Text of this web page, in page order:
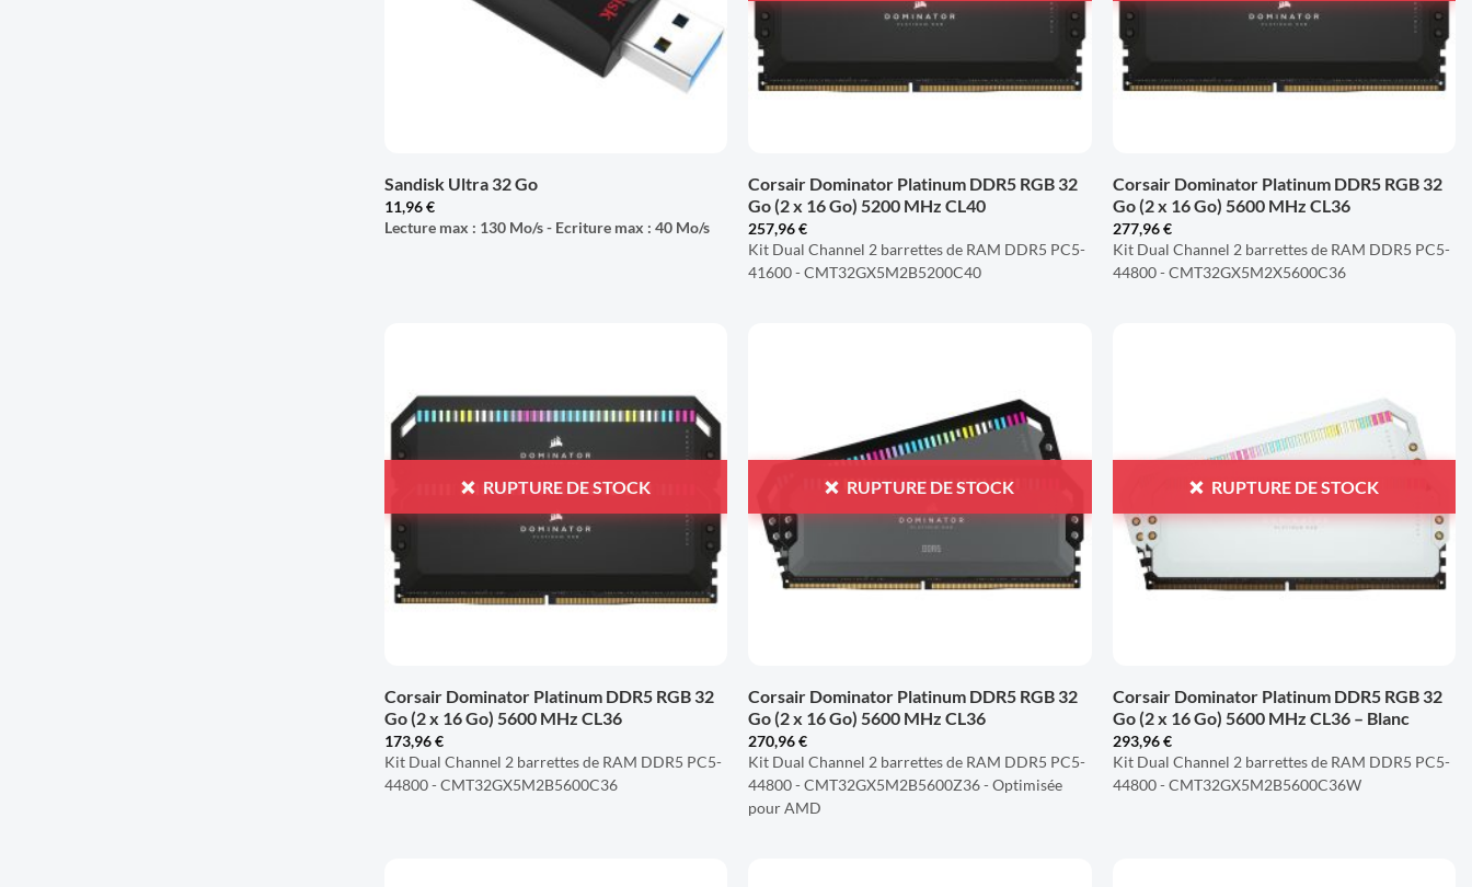
Sandisk Ultra 32 Go
11,96€
Lecture max : 130 Mo/s - Ecriture max : 40 Mo/s
Corsair Dominator Platinum DDR5 RGB 32
Go (2 x 16 Go) 5200 MHz CL40
257,96€
Kit Dual Channel 2 barrettes de RAM DDR5 PC5-
41600 - CMT32GX5M2B5200C40
Corsair Dominator Platinum DDR5 RGB 32
Go (2 x 16 Go) 5600 MHz CL36
277,96€
Kit Dual Channel 2 barrettes de RAM DDR5 PC5-
44800 - CMT32GX5M2X5600C36
LISTE
D'ENVIES
RUPTURE DE STOCK
Corsair Dominator Platinum DDR5 RGB 32
Go (2 x 16 Go) 5600 MHz CL36
173,96€
Kit Dual Channel 2 barrettes de RAM DDR5 PC5-
44800 - CMT32GX5M2B5600C36
À LA
LISTE
D'ENVIES
RUPTURE DE STOCK
Corsair Dominator Platinum DDR5 RGB 32
Go (2 x 16 Go) 5600 MHz CL36
270,96€
Kit Dual Channel 2 barrettes de RAM DDR5 PC5-
44800 - CMT32GX5M2B5600Z36 - Optimisée
pour AMD
À LA
LISTE
D'ENVIES
RUPTURE DE STOCK
Corsair Dominator Platinum DDR5 RGB 32
Go (2 x 16 Go) 5600 MHz CL36 – Blanc
293,96€
Kit Dual Channel 2 barrettes de RAM DDR5 PC5-
44800 - CMT32GX5M2B5600C36W